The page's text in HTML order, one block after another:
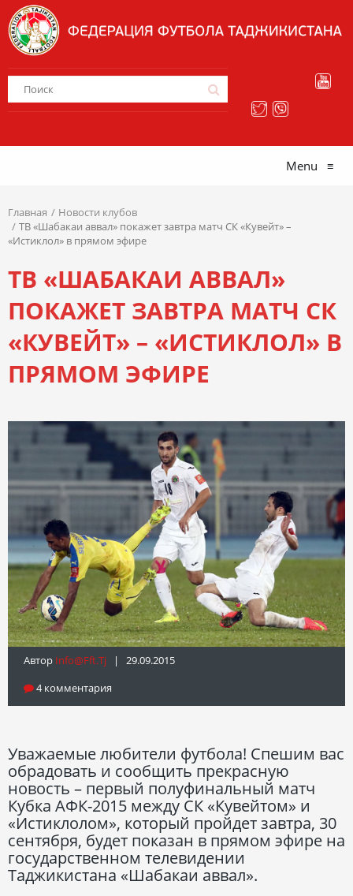
Menu ≡
Главная
Новости клубов
ТВ «Шабакаи аввал» покажет завтра матч СК «Кувейт» –
«Истиклол» в прямом эфире
ТВ «ШАБАКАИ АВВАЛ»
ПОКАЖЕТ ЗАВТРА МАТЧ СК
«КУВЕЙТ» – «ИСТИКЛОЛ» В
ПРЯМОМ ЭФИРЕ
Автор Info@fft.tj | 29.09.2015
4 комментария
Уважаемые любители футбола! Спешим вас
обрадовать и сообщить прекрасную
новость – первый полуфинальный матч
Кубка АФК-2015 между СК «Кувейтом» и
«Истиклолом», который пройдет завтра, 30
сентября, будет показан в прямом эфире на
государственном телевидении
Таджикистана «Шабакаи аввал».